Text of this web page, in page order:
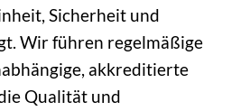
Sicherheit und
Wir führen regelmäßige
akkreditierte
Qualität und